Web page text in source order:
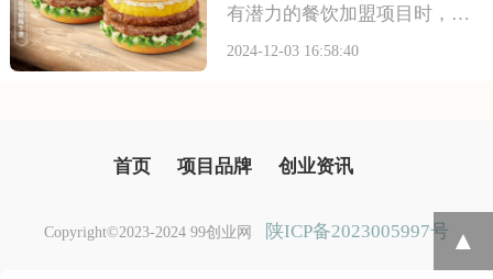
有潜力的餐饮加盟项目时，德
克士无疑是一个值得期待的选
提供了全方位的支持。在这
里，你可以将自己的创
2024-12-03 16:58:40
首页 项目品牌 创业资讯
Copyright©2023-2024 99创业网 陕ICP备2023005997号 ▲